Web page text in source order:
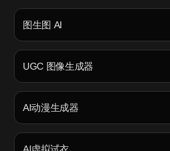
图生图 AI
UGC 图像生成器
AI动漫生成器